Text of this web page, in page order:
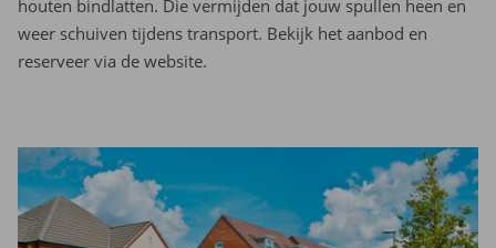
houten bindlatten. Die vermijden dat jouw spullen heen en
weer schuiven tijdens transport. Bekijk het aanbod en
reserveer via de website.